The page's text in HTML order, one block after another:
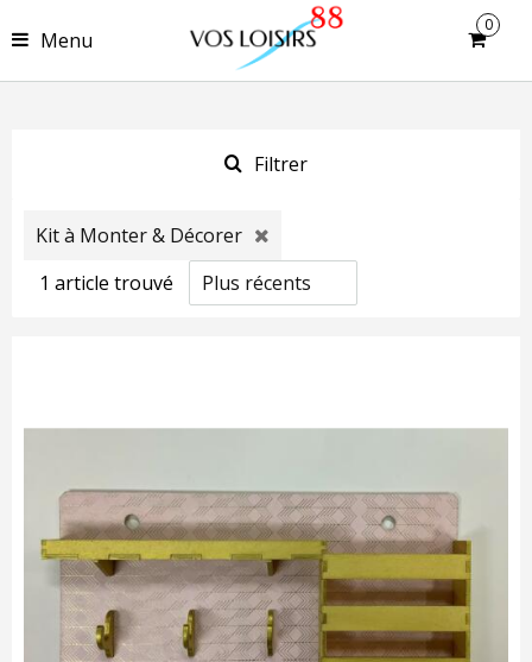
Menu
0
Filtrer
Kit à Monter & Décorer
1 article trouvé